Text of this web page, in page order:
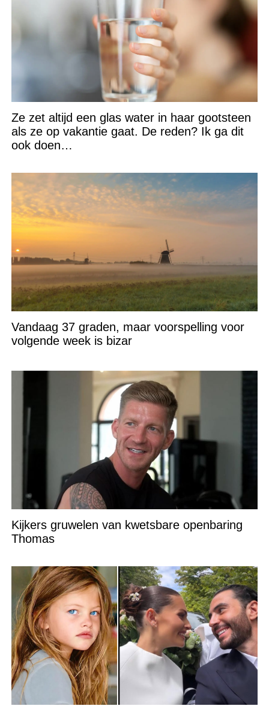
Ze zet altijd een glas water in haar gootsteen
als ze op vakantie gaat. De reden? Ik ga dit
ook doen…
Vandaag 37 graden, maar voorspelling voor
volgende week is bizar
Kijkers gruwelen van kwetsbare openbaring
Thomas